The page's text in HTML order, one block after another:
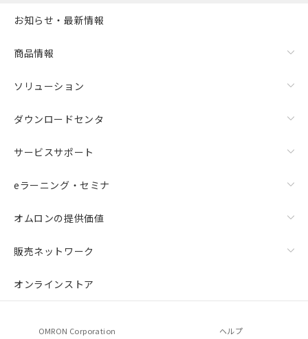
お知らせ・最新情報
商品情報
ソリューション
ダウンロードセンタ
サービスサポート
eラーニング・セミナ
オムロンの提供価値
販売ネットワーク
オンラインストア
OMRON Corporation ヘルプ